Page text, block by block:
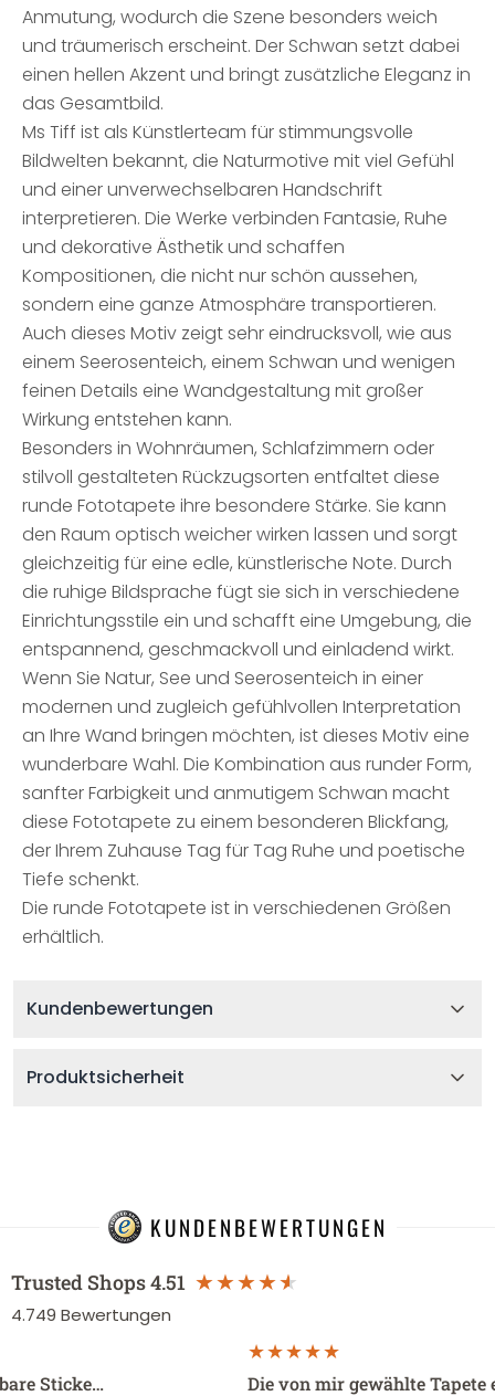
Anmutung, wodurch die Szene besonders weich
und träumerisch erscheint. Der Schwan setzt dabei
einen hellen Akzent und bringt zusätzliche Eleganz in
das Gesamtbild.
Ms Tiff ist als Künstlerteam für stimmungsvolle
Bildwelten bekannt, die Naturmotive mit viel Gefühl
und einer unverwechselbaren Handschrift
interpretieren. Die Werke verbinden Fantasie, Ruhe
und dekorative Ästhetik und schaffen
Kompositionen, die nicht nur schön aussehen,
sondern eine ganze Atmosphäre transportieren.
Auch dieses Motiv zeigt sehr eindrucksvoll, wie aus
einem Seerosenteich, einem Schwan und wenigen
feinen Details eine Wandgestaltung mit großer
Wirkung entstehen kann.
Besonders in Wohnräumen, Schlafzimmern oder
stilvoll gestalteten Rückzugsorten entfaltet diese
runde Fototapete ihre besondere Stärke. Sie kann
den Raum optisch weicher wirken lassen und sorgt
gleichzeitig für eine edle, künstlerische Note. Durch
die ruhige Bildsprache fügt sie sich in verschiedene
Einrichtungsstile ein und schafft eine Umgebung, die
entspannend, geschmackvoll und einladend wirkt.
Wenn Sie Natur, See und Seerosenteich in einer
modernen und zugleich gefühlvollen Interpretation
an Ihre Wand bringen möchten, ist dieses Motiv eine
wunderbare Wahl. Die Kombination aus runder Form,
sanfter Farbigkeit und anmutigem Schwan macht
diese Fototapete zu einem besonderen Blickfang,
der Ihrem Zuhause Tag für Tag Ruhe und poetische
Tiefe schenkt.
Die runde Fototapete ist in verschiedenen Größen
erhältlich.
Kundenbewertungen
Produktsicherheit
KUNDENBEWERTUNGEN
Trusted Shops4.51
4.749 Bewertungen
Sticke… Die von mir gewählte